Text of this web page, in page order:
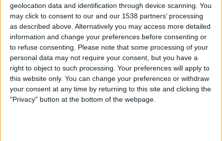
geolocation data and identification through device scanning. You
may click to consent to our and our 1538 partners’ processing
as described above. Alternatively you may access more detailed
information and change your preferences before consenting or
to refuse consenting. Please note that some processing of your
personal data may not require your consent, but you have a
right to object to such processing. Your preferences will apply to
this website only. You can change your preferences or withdraw
your consent at any time by returning to this site and clicking the
"Privacy" button at the bottom of the webpage.
La temptació de la Renaixença
Els renaixentistes eren tan catalans com espanyols, se sentien
còmodes en Espanya
PerBlanca Garcia-Oliver
Substitució nacional
Quan la memòria democràtica s'oblida de la castellanització del
país
Raül Garay